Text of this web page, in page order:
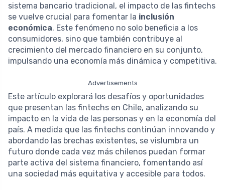
sistema bancario tradicional, el impacto de las fintechs
se vuelve crucial para fomentar la inclusión
económica. Este fenómeno no solo beneficia a los
consumidores, sino que también contribuye al
crecimiento del mercado financiero en su conjunto,
impulsando una economía más dinámica y competitiva.
Advertisements
Este artículo explorará los desafíos y oportunidades
que presentan las fintechs en Chile, analizando su
impacto en la vida de las personas y en la economía del
país. A medida que las fintechs continúan innovando y
abordando las brechas existentes, se vislumbra un
futuro donde cada vez más chilenos puedan formar
parte activa del sistema financiero, fomentando así
una sociedad más equitativa y accesible para todos.